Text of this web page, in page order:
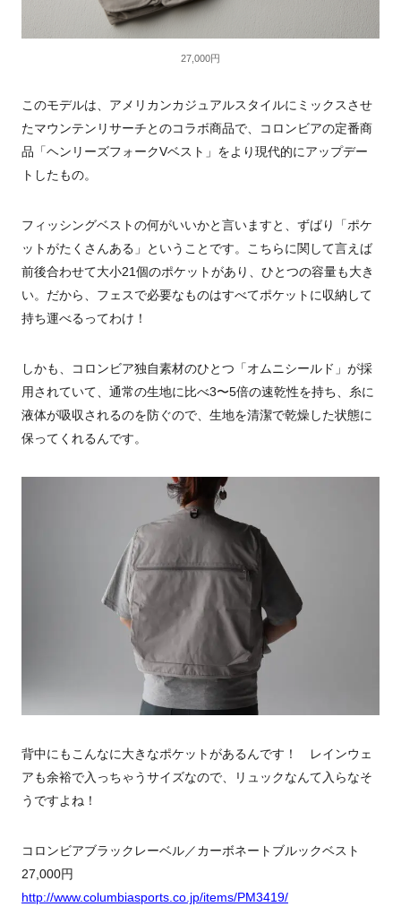
27,000円
このモデルは、アメリカンカジュアルスタイルにミックスさせ
たマウンテンリサーチとのコラボ商品で、コロンビアの定番商
品「ヘンリーズフォークVベスト」をより現代的にアップデー
トしたもの。
フィッシングベストの何がいいかと言いますと、ずばり「ポケ
ットがたくさんある」ということです。こちらに関して言えば
前後合わせて大小21個のポケットがあり、ひとつの容量も大き
い。だから、フェスで必要なものはすべてポケットに収納して
持ち運べるってわけ！
しかも、コロンビア独自素材のひとつ「オムニシールド」が採
用されていて、通常の生地に比べ3〜5倍の速乾性を持ち、糸に
液体が吸収されるのを防ぐので、生地を清潔で乾燥した状態に
保ってくれるんです。
背中にもこんなに大きなポケットがあるんです！ レインウェ
アも余裕で入っちゃうサイズなので、リュックなんて入らなそ
うですよね！
コロンビアブラックレーベル／カーボネートブルックベスト
27,000円
http://www.columbiasports.co.jp/items/PM3419/